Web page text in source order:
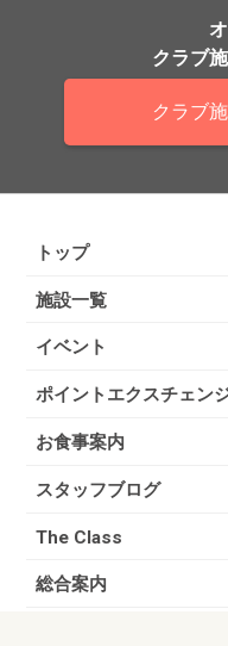
クラブ
クラブ
トップ
施設一覧
イベント
ポイントエクスチェン
お食事案内
スタッフブログ
The Class
総合案内